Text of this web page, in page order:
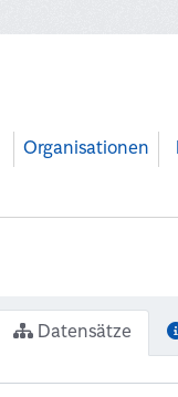
Organisationen
Datensätze